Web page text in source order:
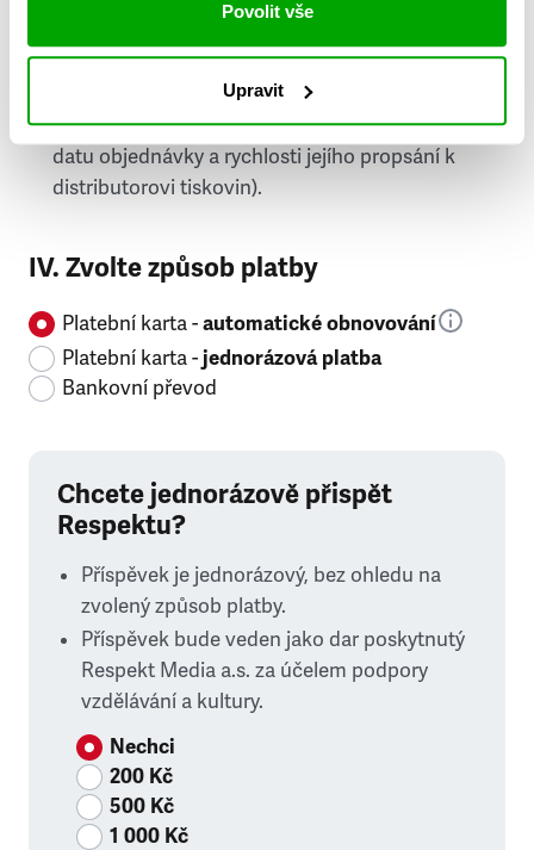
Povolit vše
Upravit
doručování týdeníku Respekt v tištěné verzi, na
první vydání ve vaší schránce se můžete těšit
příští, nejpozději přespříští týden (v závislosti na
datu objednávky a rychlosti jejího propsání k
distributorovi tiskovin).
IV. Zvolte způsob platby
Platební karta -automatické obnovování
Platební karta -jednorázová platba
Bankovní převod
Chcete jednorázově přispět
Respektu?
Příspěvek je jednorázový, bez ohledu na
zvolený způsob platby.
Příspěvek bude veden jako dar poskytnutý
Respekt Media a.s. za účelem podpory
vzdělávání a kultury.
Nechci
200 Kč
500 Kč
1 000 Kč